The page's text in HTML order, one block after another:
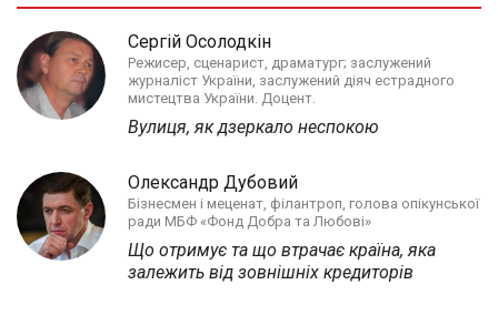
Сергій Осолодкін
Режисер, сценарист, драматург; заслужений
журналіст України, заслужений діяч естрадного
мистецтва України. Доцент.
Вулиця, як дзеркало неспокою
Олександр Дубовий
Бізнесмен і меценат, філантроп, голова опікунської
ради МБФ «Фонд Добра та Любові»
Що отримує та що втрачає країна, яка
залежить від зовнішніх кредиторів